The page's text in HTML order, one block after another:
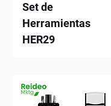
Set de
Herramientas
HER29